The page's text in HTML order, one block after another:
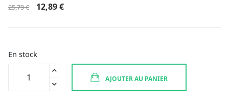
25,79€
Le
initial
12,89€Le
actuel
En stock
AJOUTER AU PANIER